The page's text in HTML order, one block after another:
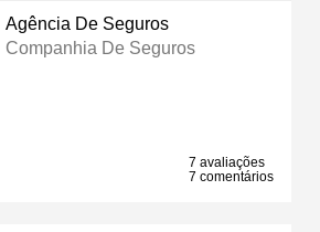
Agência De Seguros
Companhia De Seguros
7 avaliações
7 comentários